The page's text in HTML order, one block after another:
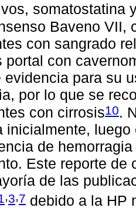
somatostatina
Baveno VII,
con sangrado
portal con
evidencia para su
por lo que se
con cirrosis10.
inicialmente,
de
Este reporte de
de las
,3,7 debido a la HP